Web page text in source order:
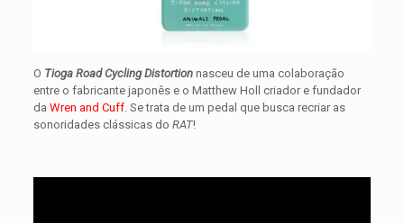
O Tioga Road Cycling Distortionnasceu de uma colaboração
entre o fabricante japonês e o Matthew Holl criador e fundador
da Wren and Cuff. Se trata de um pedal que busca recriar as
sonoridades clássicas do RAT!